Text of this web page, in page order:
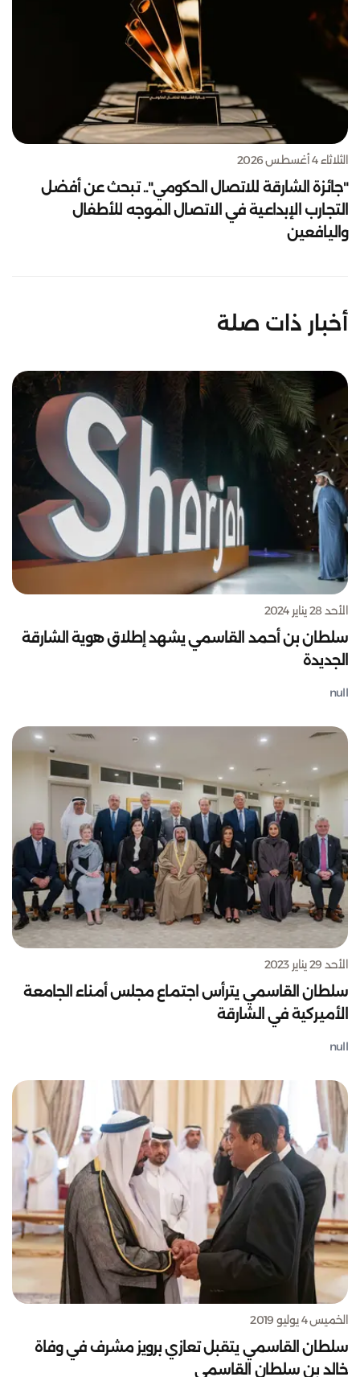
الثلاثاء 4 أغسطس 2026
"جائزة الشارقة للاتصال الحكومي".. تبحث عن أفضل
التجارب الإبداعية في الاتصال الموجه للأطفال
واليافعين
أخبار ذات صلة
الأحد 28 يناير 2024
سلطان بن أحمد القاسمي يشهد إطلاق هوية الشارقة
الجديدة
null
الأحد 29 يناير 2023
سلطان القاسمي يترأس اجتماع مجلس أمناء الجامعة
الأميركية في الشارقة
null
الخميس 4 يوليو 2019
سلطان القاسمي يتقبل تعازي برويز مشرف في وفاة
خالد بن سلطان القاسمي